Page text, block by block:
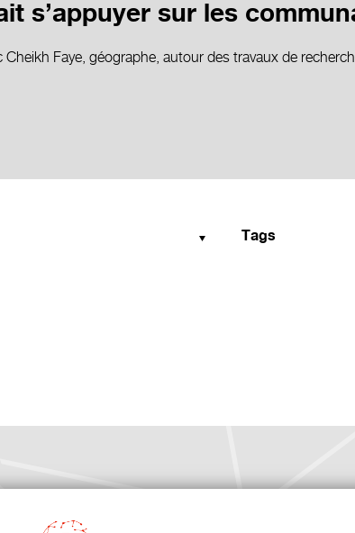
s’appuyer sur les
Cheikh Faye, géographe, autour des travaux de
Tags